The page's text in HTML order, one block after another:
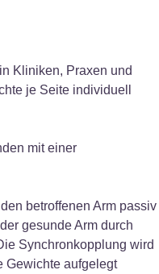
in Kliniken, Praxen und
je Seite individuell
mit einer
betroffenen Arm passiv
gesunde Arm durch
Synchronkopplung wird
Gewichte aufgelegt